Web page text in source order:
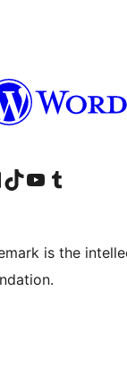
Facebookde Instagram
cuenta de LinkedIn
Visita nuestra cuenta de TikTok
Visita nuestro canal de YouTube
Visita nuestra cuenta de Tumblr
is the